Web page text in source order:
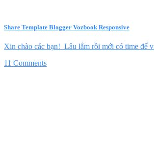
Share Template Blogger Vozbook Responsive
Xin chào các bạn! Lâu lắm rồi mới có time để
11 Comments